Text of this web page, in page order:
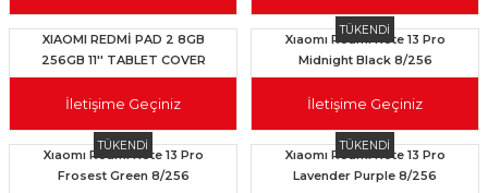
XIAOMI REDMİ PAD 2 8GB
256GB 11'' TABLET COVER
LAVENDER PURPLE
İletişime Geçiniz
TÜKENDİ
Xıaomı Redmi Note 13 Pro
Midnight Black 8/256
İletişime Geçiniz
TÜKENDİ
Xıaomı Redmi Note 13 Pro
Frosest Green 8/256
TÜKENDİ
Xıaomı Redmi Note 13 Pro
Lavender Purple 8/256